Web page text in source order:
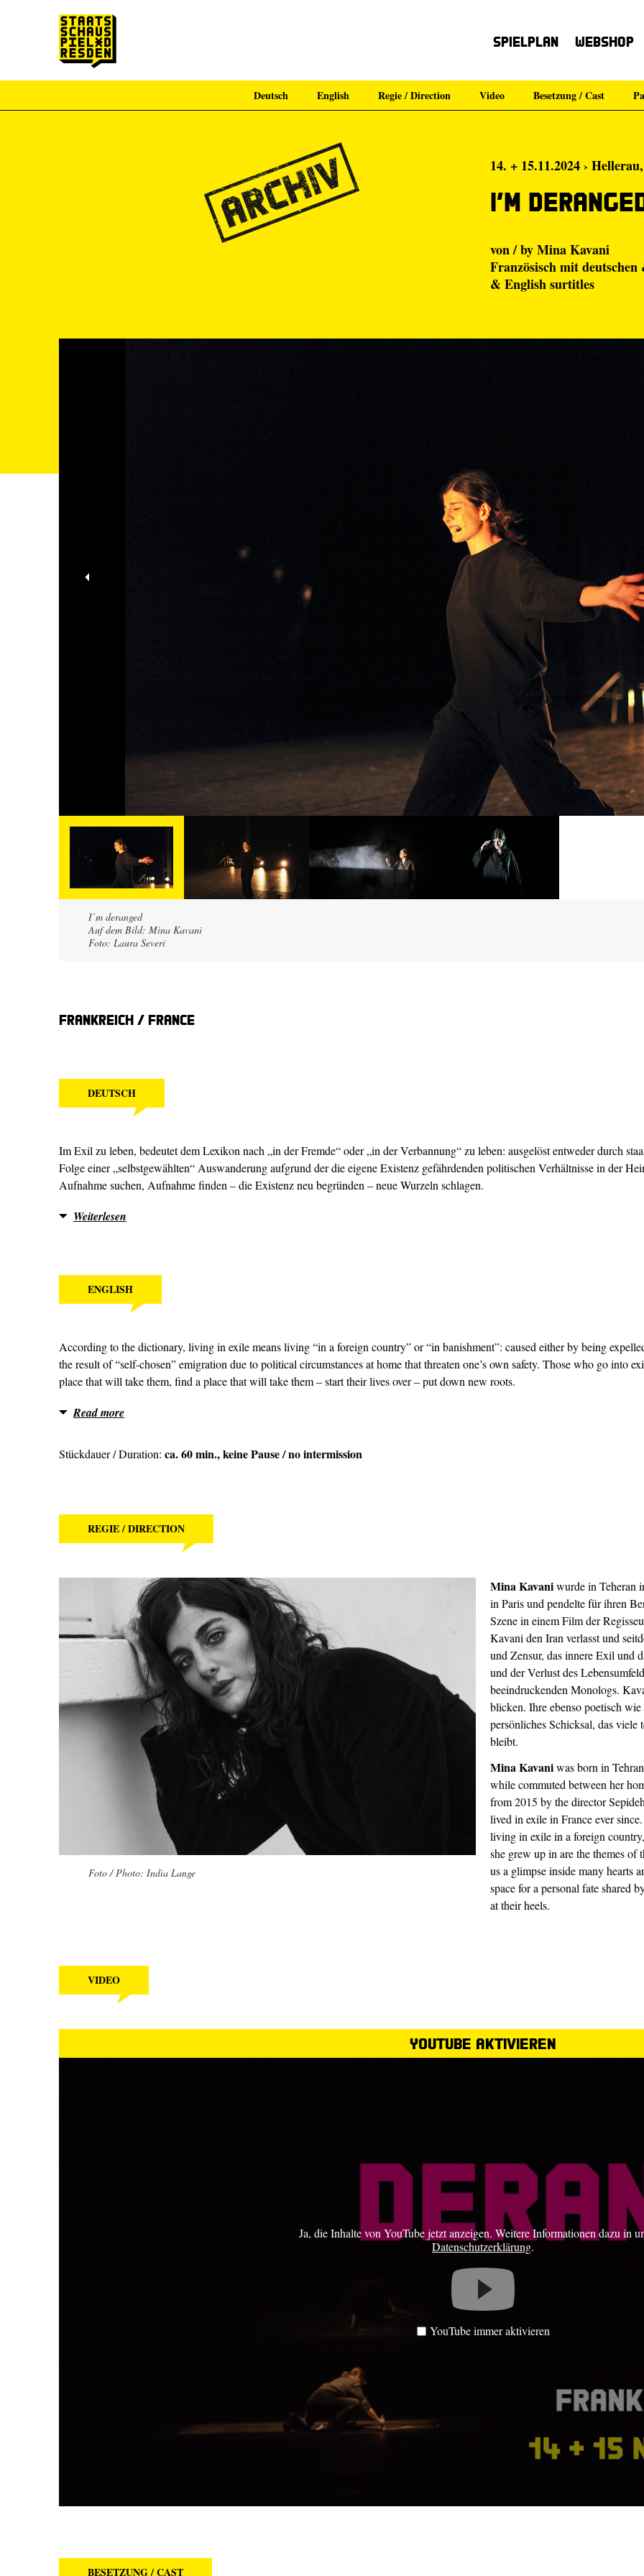
Spielplan Webshop
Deutsch English Regie / Direction Video Besetzung / Cast
14. + 15.11.2024 ›
I’m
von / by Mina Kavani
Französisch mit
& English surtitles
I’m deranged
Auf dem Bild: Mina Kavani
Foto: Laura Severi
Frankreich / France
DEUTSCH
Im Exil zu leben, bedeutet dem Lexikon nach „in der Fremde“ oder „in der Verbannung“ zu leben: ausgelöst entweder durch
Folge einer „selbstgewählten“ Auswanderung aufgrund der die eigene Existenz gefährdenden politischen Verhältnisse in der
Aufnahme suchen, Aufnahme finden – die Existenz neu begründen – neue Wurzeln schlagen.
Weiterlesen
ENGLISH
According to the dictionary, living in exile means living “in a foreign country” or “in banishment”: caused either by being
the result of “self-chosen” emigration due to political circumstances at home that threaten one’s own safety. Those who go into
place that will take them, find a place that will take them – start their lives over – put down new roots.
Read more
Stückdauer / Duration: ca. 60 min., keine Pause / no intermission
REGIE / DIRECTION
Foto / Photo: India Lange
Mina Kavaniwurde in Teheran
in Paris und pendelte für ihren
Szene in einem Film der
Kavani den Iran verlasst und
und Zensur, das innere Exil und
und der Verlust des
beeindruckenden Monologs.
blicken. Ihre ebenso poetisch
persönliches Schicksal, das
bleibt.
Mina Kavaniwas born in
while commuted between her
from 2015 by the director
lived in exile in France ever
living in exile in a foreign
she grew up in are the themes of
us a glimpse inside many hearts
space for a personal fate shared
at their heels.
VIDEO
YouTube aktivieren
Ja, die Inhalte von YouTube jetzt anzeigen. Weitere Informationen dazu in
Datenschutzerklärung.
YouTube immer aktivieren
BESETZUNG / CAST